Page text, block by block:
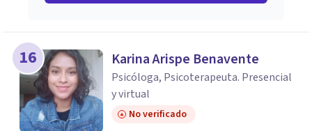
16 Karina Arispe Benavente
Psicóloga, Psicoterapeuta. Presencial
y virtual
No verificado